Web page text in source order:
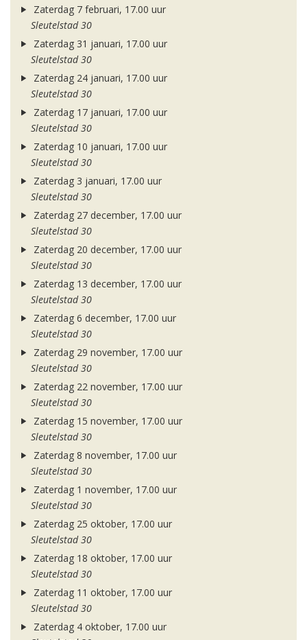
Zaterdag 7 februari, 17.00 uur
Sleutelstad 30
Zaterdag 31 januari, 17.00 uur
Sleutelstad 30
Zaterdag 24 januari, 17.00 uur
Sleutelstad 30
Zaterdag 17 januari, 17.00 uur
Sleutelstad 30
Zaterdag 10 januari, 17.00 uur
Sleutelstad 30
Zaterdag 3 januari, 17.00 uur
Sleutelstad 30
Zaterdag 27 december, 17.00 uur
Sleutelstad 30
Zaterdag 20 december, 17.00 uur
Sleutelstad 30
Zaterdag 13 december, 17.00 uur
Sleutelstad 30
Zaterdag 6 december, 17.00 uur
Sleutelstad 30
Zaterdag 29 november, 17.00 uur
Sleutelstad 30
Zaterdag 22 november, 17.00 uur
Sleutelstad 30
Zaterdag 15 november, 17.00 uur
Sleutelstad 30
Zaterdag 8 november, 17.00 uur
Sleutelstad 30
Zaterdag 1 november, 17.00 uur
Sleutelstad 30
Zaterdag 25 oktober, 17.00 uur
Sleutelstad 30
Zaterdag 18 oktober, 17.00 uur
Sleutelstad 30
Zaterdag 11 oktober, 17.00 uur
Sleutelstad 30
Zaterdag 4 oktober, 17.00 uur